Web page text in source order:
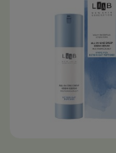
niacynamidem i
kolagenem wzmacnia
hydrolipidową i
satynowe wykończenie